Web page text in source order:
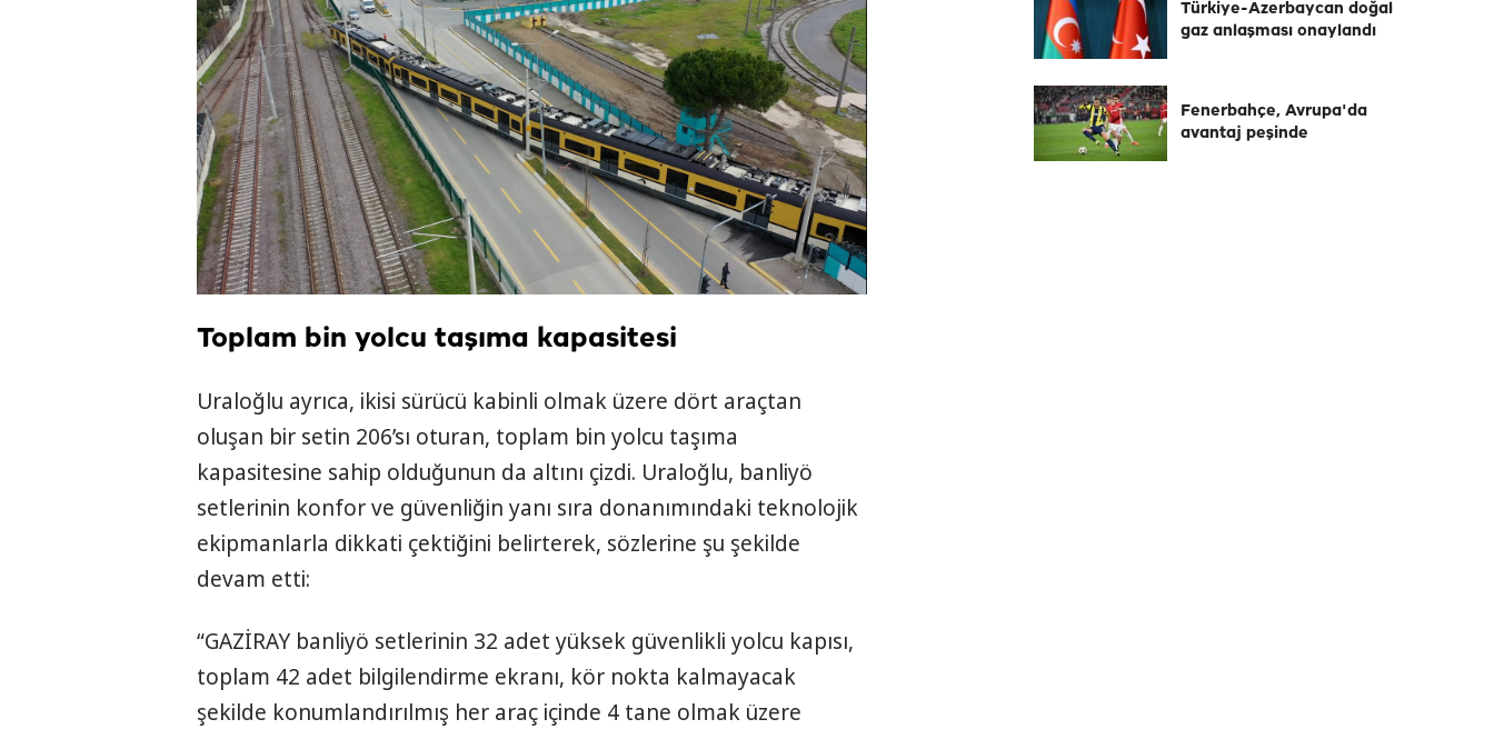
Toplam bin yolcu taşıma kapasitesi
Uraloğlu ayrıca, ikisi sürücü kabinli olmak üzere dört araçtan
oluşan bir setin 206’sı oturan, toplam bin yolcu taşıma
kapasitesine sahip olduğunun da altını çizdi. Uraloğlu, banliyö
setlerinin konfor ve güvenliğin yanı sıra donanımındaki teknolojik
ekipmanlarla dikkati çektiğini belirterek, sözlerine şu şekilde
devam etti:
“GAZİRAY banliyö setlerinin 32 adet yüksek güvenlikli yolcu kapısı,
toplam 42 adet bilgilendirme ekranı, kör nokta kalmayacak
şekilde konumlandırılmış her araç içinde 4 tane olmak üzere
Türkiye-Azerbaycan doğal
gaz anlaşması onaylandı
Fenerbahçe, Avrupa'da
avantaj peşinde